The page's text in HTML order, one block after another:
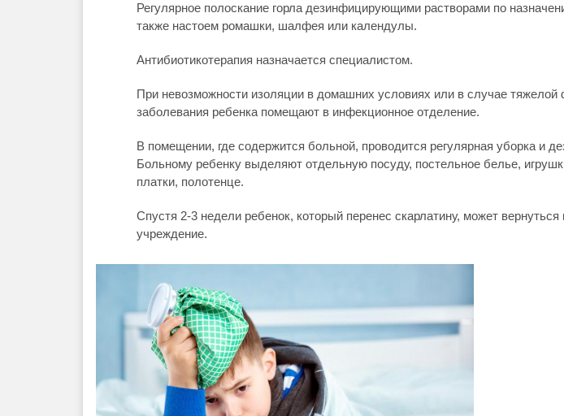
Регулярное полоскание горла дезинфицирующими растворами по
также настоем ромашки, шалфея или календулы.
Антибиотикотерапия назначается специалистом.
При невозможности изоляции в домашних условиях или в случае
заболевания ребенка помещают в инфекционное отделение.
В помещении, где содержится больной, проводится регулярная уборка и
Больному ребенку выделяют отдельную посуду, постельное белье,
платки, полотенце.
Спустя 2-3 недели ребенок, который перенес скарлатину, может вернуться
учреждение.